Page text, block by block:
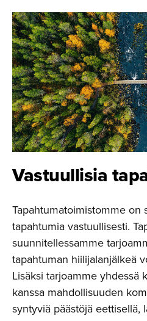
Vastuullisia
Tapahtumatoimistomme on
tapahtumia vastuullisesti.
suunnitellessamme
tapahtuman hiilijalanjälkeä
Lisäksi tarjoamme yhdessä
kanssa mahdollisuuden
syntyviä päästöjä eettisellä,